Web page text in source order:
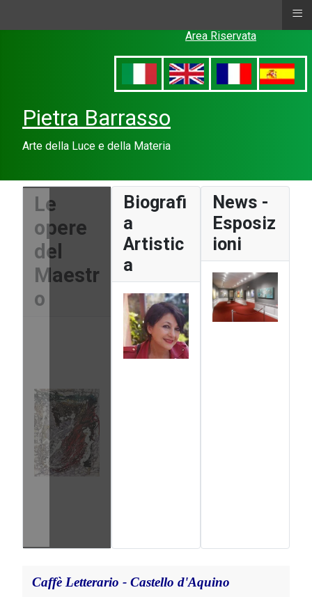
Area Riservata
Pietra Barrasso
Arte della Luce e della Materia
Le
opere
del
Maestr
o
Biografi
a
Artistic
a
News -
Esposiz
ioni
Caffè Letterario - Castello d'Aquino
≡